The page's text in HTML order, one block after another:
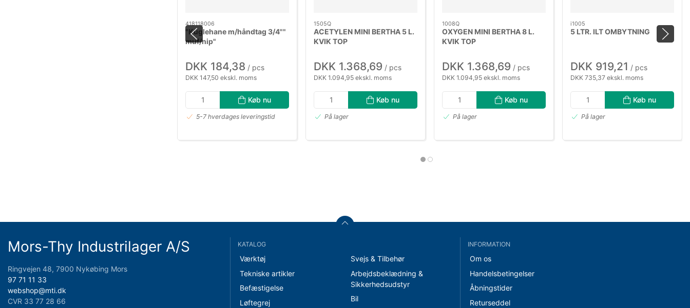
418118006
"Kuglehane m/håndtag 3/4""
muf/nip"
DKK 184,38 / pcs
DKK 147,50 ekskl. moms
Køb nu
5-7 hverdages leveringstid
1505Q
ACETYLEN MINI BERTHA 5 L.
KVIK TOP
DKK 1.368,69 / pcs
DKK 1.094,95 ekskl. moms
Køb nu
På lager
1008Q
OXYGEN MINI BERTHA 8 L.
KVIK TOP
DKK 1.368,69 / pcs
DKK 1.094,95 ekskl. moms
Køb nu
På lager
i1005
5 LTR. ILT OMBYTNING
DKK 919,21 / pcs
DKK 735,37 ekskl. moms
Køb nu
På lager
Mors-Thy Industrilager A/S
Ringvejen 48, 7900 Nykøbing Mors
97 71 11 33
webshop@mti.dk
CVR 33 77 28 66
KATALOG
Værktøj
Tekniske artikler
Befæstigelse
Løftegrej
Svejs & Tilbehør
Arbejdsbeklædning &
Sikkerhedsudstyr
Bil
INFORMATION
Om os
Handelsbetingelser
Åbningstider
Returseddel